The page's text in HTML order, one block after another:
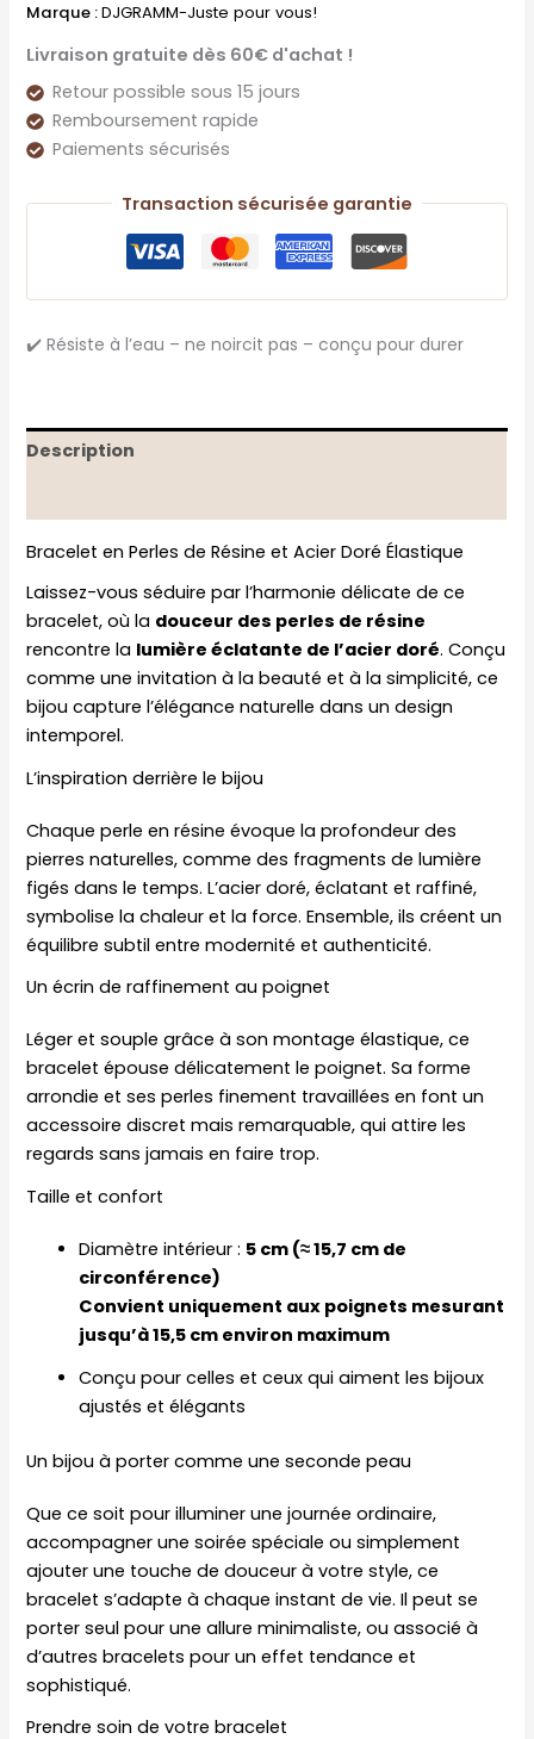
Marque :DJGRAMM-Juste pour vous!
Livraison gratuite dès 60€ d'achat !
Retour possible sous 15 jours
Remboursement rapide
Paiements sécurisés
Transaction sécurisée garantie
✔️ Résiste à l’eau – ne noircit pas – conçu pour durer
Description
Bracelet en Perles de Résine et Acier Doré Élastique
Laissez-vous séduire par l’harmonie délicate de ce
bracelet, où la douceur des perles de résine
rencontre la lumière éclatante de l’acier doré. Conçu
comme une invitation à la beauté et à la simplicité, ce
bijou capture l’élégance naturelle dans un design
intemporel.
L’inspiration derrière le bijou
Chaque perle en résine évoque la profondeur des
pierres naturelles, comme des fragments de lumière
figés dans le temps. L’acier doré, éclatant et raffiné,
symbolise la chaleur et la force. Ensemble, ils créent un
équilibre subtil entre modernité et authenticité.
Un écrin de raffinement au poignet
Léger et souple grâce à son montage élastique, ce
bracelet épouse délicatement le poignet. Sa forme
arrondie et ses perles finement travaillées en font un
accessoire discret mais remarquable, qui attire les
regards sans jamais en faire trop.
Taille et confort
Diamètre intérieur : 5 cm (≈ 15,7 cm de
circonférence)
Convient uniquement aux poignets mesurant
jusqu’à 15,5 cm environ maximum
Conçu pour celles et ceux qui aiment les bijoux
ajustés et élégants
Un bijou à porter comme une seconde peau
Que ce soit pour illuminer une journée ordinaire,
accompagner une soirée spéciale ou simplement
ajouter une touche de douceur à votre style, ce
bracelet s’adapte à chaque instant de vie. Il peut se
porter seul pour une allure minimaliste, ou associé à
d’autres bracelets pour un effet tendance et
sophistiqué.
Prendre soin de votre bracelet